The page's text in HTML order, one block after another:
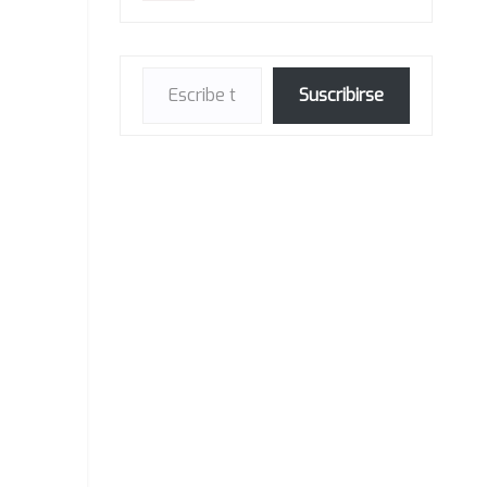
Suscribirse